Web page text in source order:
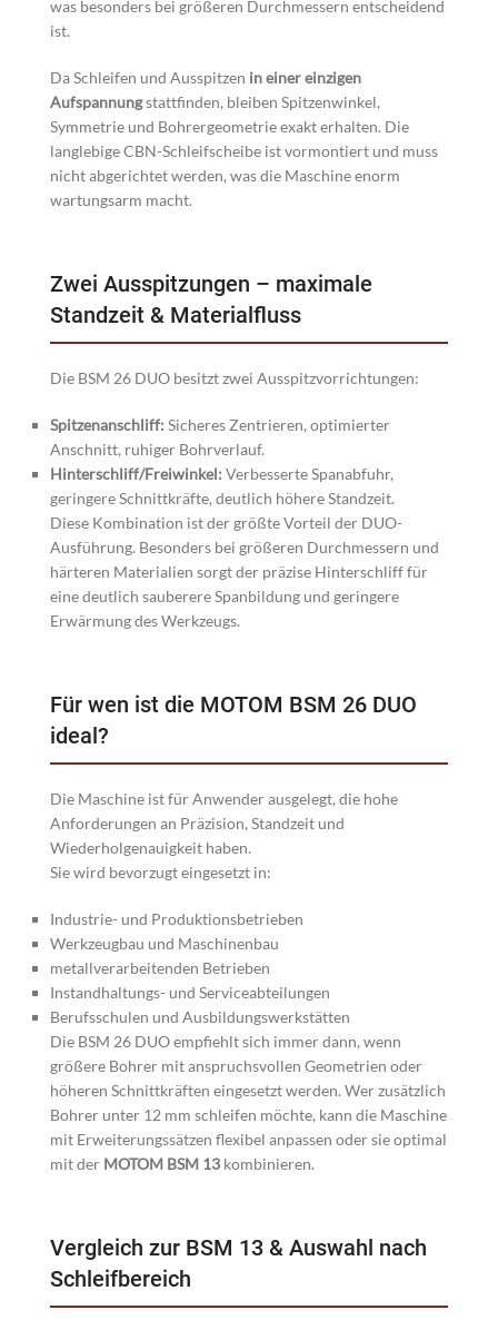
was besonders bei größeren Durchmessern entscheidend
ist.
Da Schleifen und Ausspitzen in einer einzigen
Aufspannungstattfinden, bleiben Spitzenwinkel,
Symmetrie und Bohrergeometrie exakt erhalten. Die
langlebige CBN-Schleifscheibe ist vormontiert und muss
nicht abgerichtet werden, was die Maschine enorm
wartungsarm macht.
Zwei Ausspitzungen – maximale
Standzeit & Materialfluss
Die BSM 26 DUO besitzt zwei Ausspitzvorrichtungen:
Spitzenanschliff: Sicheres Zentrieren, optimierter
Anschnitt, ruhiger Bohrverlauf.
Hinterschliff/Freiwinkel: Verbesserte Spanabfuhr,
geringere Schnittkräfte, deutlich höhere Standzeit.
Diese Kombination ist der größte Vorteil der DUO-
Ausführung. Besonders bei größeren Durchmessern und
härteren Materialien sorgt der präzise Hinterschliff für
eine deutlich sauberere Spanbildung und geringere
Erwärmung des Werkzeugs.
Für wen ist die MOTOM BSM 26 DUO
ideal?
Die Maschine ist für Anwender ausgelegt, die hohe
Anforderungen an Präzision, Standzeit und
Wiederholgenauigkeit haben.
Sie wird bevorzugt eingesetzt in:
Industrie- und Produktionsbetrieben
Werkzeugbau und Maschinenbau
metallverarbeitenden Betrieben
Instandhaltungs- und Serviceabteilungen
Berufsschulen und Ausbildungswerkstätten
Die BSM 26 DUO empfiehlt sich immer dann, wenn
größere Bohrer mit anspruchsvollen Geometrien oder
höheren Schnittkräften eingesetzt werden. Wer zusätzlich
Bohrer unter 12 mm schleifen möchte, kann die Maschine
mit Erweiterungssätzen flexibel anpassen oder sie optimal
mit der MOTOM BSM 13 kombinieren.
Vergleich zur BSM 13 & Auswahl nach
Schleifbereich